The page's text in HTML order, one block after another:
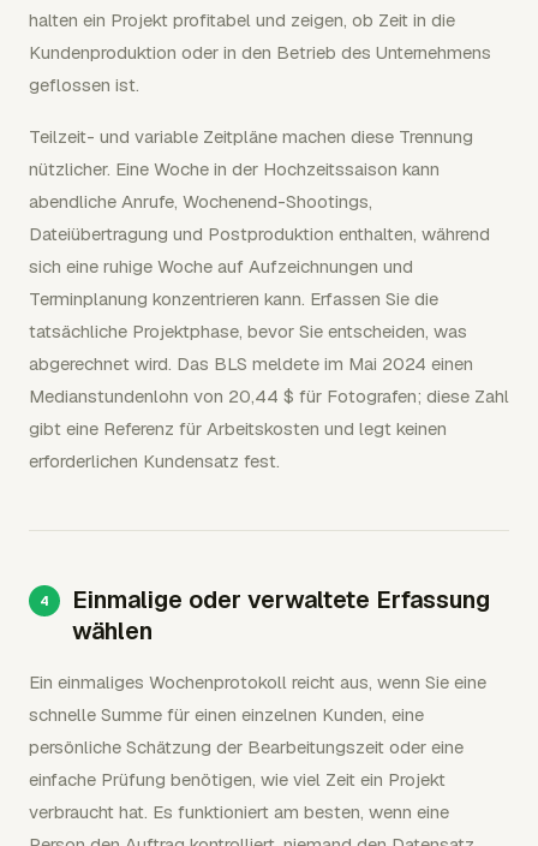
halten ein Projekt profitabel und zeigen, ob Zeit in die
Kundenproduktion oder in den Betrieb des Unternehmens
geflossen ist.
Teilzeit- und variable Zeitpläne machen diese Trennung
nützlicher. Eine Woche in der Hochzeitssaison kann
abendliche Anrufe, Wochenend-Shootings,
Dateiübertragung und Postproduktion enthalten, während
sich eine ruhige Woche auf Aufzeichnungen und
Terminplanung konzentrieren kann. Erfassen Sie die
tatsächliche Projektphase, bevor Sie entscheiden, was
abgerechnet wird. Das BLS meldete im Mai 2024 einen
Medianstundenlohn von 20,44 $ für Fotografen; diese Zahl
gibt eine Referenz für Arbeitskosten und legt keinen
erforderlichen Kundensatz fest.
Einmalige oder verwaltete Erfassung
wählen
Ein einmaliges Wochenprotokoll reicht aus, wenn Sie eine
schnelle Summe für einen einzelnen Kunden, eine
persönliche Schätzung der Bearbeitungszeit oder eine
einfache Prüfung benötigen, wie viel Zeit ein Projekt
verbraucht hat. Es funktioniert am besten, wenn eine